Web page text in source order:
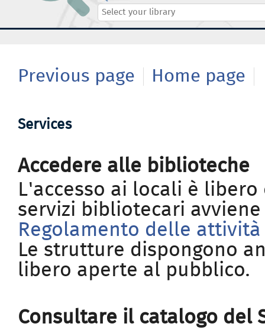
Select
your
Previous page Home page
Services
Accedere alle biblioteche
L'accesso ai locali è
servizi bibliotecari
Regolamento delle
Le strutture dispongono
libero aperte al pubblico.
Consultare il catalogo del